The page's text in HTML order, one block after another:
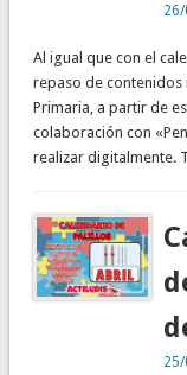
Al igual que con el
repaso de contenidos
Primaria, a partir de
colaboración con
realizar digitalmente.